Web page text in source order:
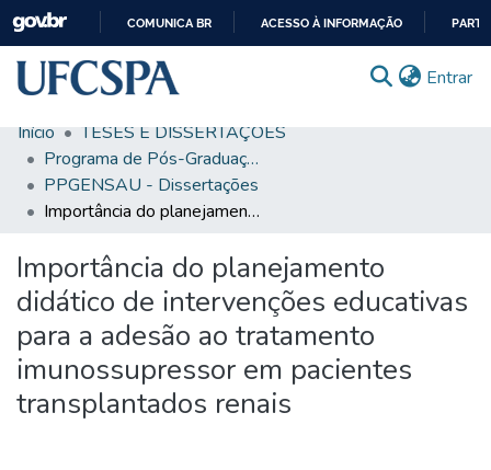
CONTEÚDO
COMUNICA BR ACESSO À INFORMAÇÃO
Entrar
Comunidades & Coleções
Busca Facetada
Autoarquivamento
Sobre o RI-UFCSPA
FAQ
Ajuda
Início
TESES E DISSERTAÇÕES
Programa de Pós-Graduação em Ensino na Saúde
PPGENSAU - Dissertações
Importância do planejamento didático de intervenções educativas para a adesão ao tratamento imunossupressor em pacientes transplantados renais
Importância do planejamento
didático de intervenções educativas
para a adesão ao tratamento
imunossupressor em pacientes
transplantados renais